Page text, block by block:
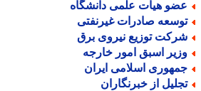
هیأت علمی دانشگاه
صادرات غیرنفتی
توزیع نیروی برق
اسبق امور خارجه
اسلامی ایران
از خبرنگاران